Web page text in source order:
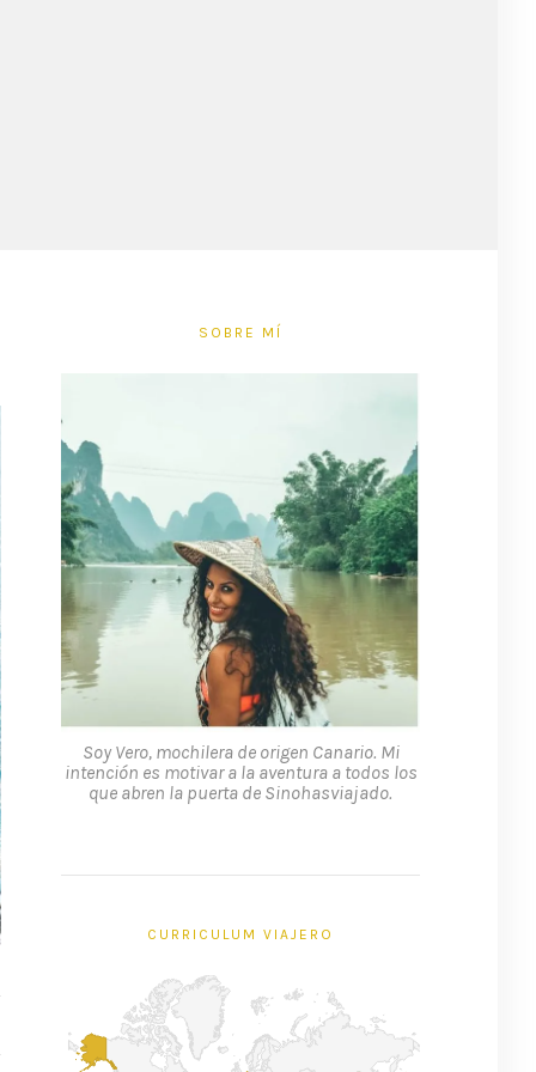
SOBRE MÍ
Soy Vero, mochilera de origen Canario. Mi
intención es motivar a la aventura a todos los
que abren la puerta de Sinohasviajado.
CURRICULUM VIAJERO